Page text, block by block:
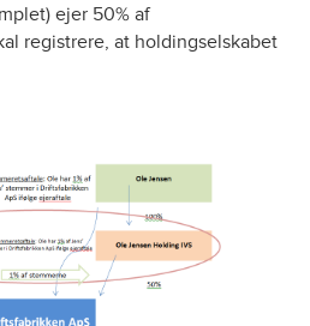
ejer 50% af
registrere, at holdingselskabet